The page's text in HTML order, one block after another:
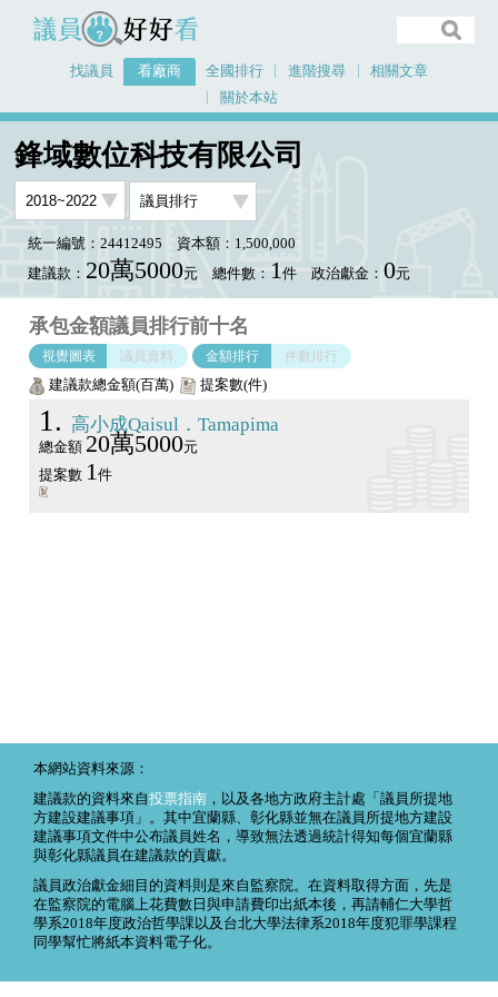
議員好好看
找議員 看廠商 全國排行 進階搜尋
相關文章
關於本站
鋒域數位科技有限公司
統一編號：24412495
資本額：1,500,000
建議款： 20萬5000元 總件數： 1件 政治獻金： 0元
承包金額議員排行前十名
視覺圖表 議員資料 金額排行 件數排行
建議款總金額(百萬) 提案數(件)
1 高小成Qaisul．Tamapima
總金額 20萬5000元
提案數 1 件
本網站資料來源：
建議款的資料來自投票指南 ，以及各地方政府主計處「議員所提地
方建設建議事項」。其中宜蘭縣、彰化縣並無在議員所提地方建設
建議事項文件中公布議員姓名，導致無法透過統計得知每個宜蘭縣
與彰化縣議員在建議款的貢獻。
議員政治獻金細目的資料則是來自監察院。在資料取得方面，先是
在監察院的電腦上花費數日與申請費印出紙本後，再請輔仁大學哲
學系2018年度政治哲學課以及台北大學法律系2018年度犯罪學課程
同學幫忙將紙本資料電子化。